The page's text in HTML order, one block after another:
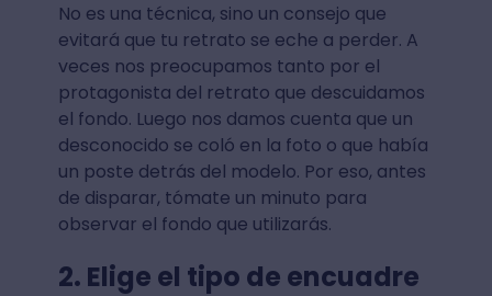
No es una técnica, sino un consejo que
evitará que tu retrato se eche a perder. A
veces nos preocupamos tanto por el
protagonista del retrato que descuidamos
el fondo. Luego nos damos cuenta que un
desconocido se coló en la foto o que había
un poste detrás del modelo. Por eso, antes
de disparar, tómate un minuto para
observar el fondo que utilizarás.
2. Elige el tipo de encuadre